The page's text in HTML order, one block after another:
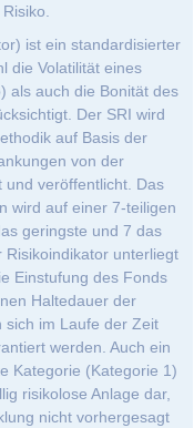
ist ein standardisierter
die Volatilität eines
als auch die Bonität des
Der SRI wird
auf Basis der
von der
und veröffentlicht. Das
wird auf einer 7-teiligen
geringste und 7 das
Risikoindikator unterliegt
Einstufung des Fonds
Haltedauer der
sich im Laufe der Zeit
werden. Auch ein
Kategorie (Kategorie 1)
risikolose Anlage dar,
nicht vorhergesagt